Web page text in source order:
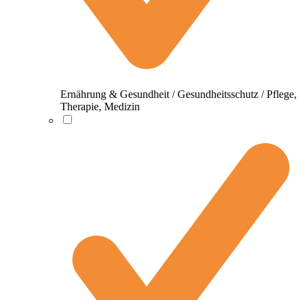
Ernährung & Gesundheit / Gesundheitsschutz / Pflege,
Therapie, Medizin